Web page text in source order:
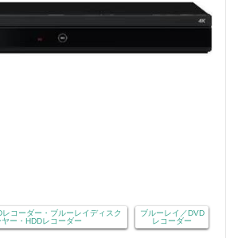
コーダー・ブルーレイディスク
ヤー・HDDレコーダー
ブルーレイ／DVD
レコーダー